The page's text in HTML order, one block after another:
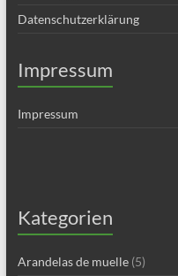
Datenschutzerklärung
Impressum
Impressum
Kategorien
Arandelas de muelle(5)